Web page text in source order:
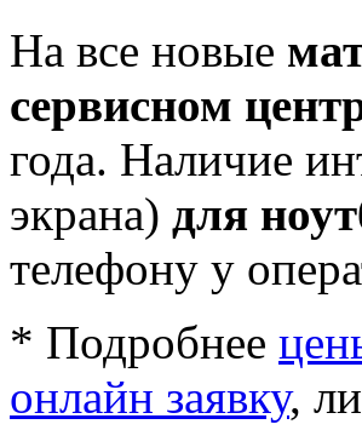
На все новые
сервисном
года. Наличие
экрана) для
телефону у
* Подробнее
онлайн заявку,